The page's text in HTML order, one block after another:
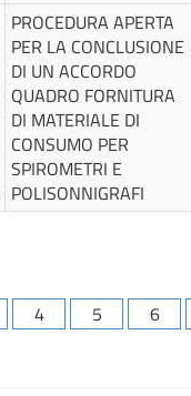
4 5
6
PROCEDURA APERTA
PER LA CONCLUSIONE
DI UN ACCORDO
QUADRO FORNITURA
DI MATERIALE DI
CONSUMO PER
SPIROMETRI E
POLISONNIGRAFI